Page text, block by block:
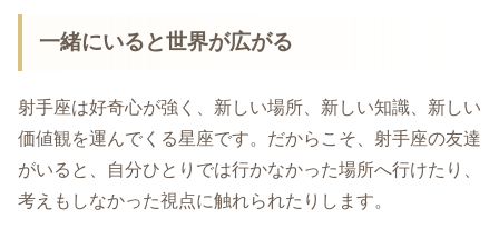
一緒にいると世界が広がる
射手座は好奇心が強く、新しい場所、新しい知識、新しい
価値観を運んでくる星座です。だからこそ、射手座の友達
がいると、自分ひとりでは行かなかった場所へ行けたり、
考えもしなかった視点に触れられたりします。